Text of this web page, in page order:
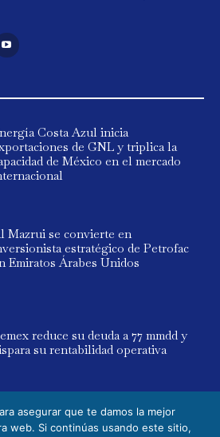
Costa Azul inicia
de GNL y triplica la
de México en el mercado
Mazrui se convierte en
estratégico de Petrofac
Emiratos Árabes Unidos
reduce su deuda a 77 mmdd y
su rentabilidad operativa
asegurar que te damos la mejor
web. Si continúas usando este sitio,